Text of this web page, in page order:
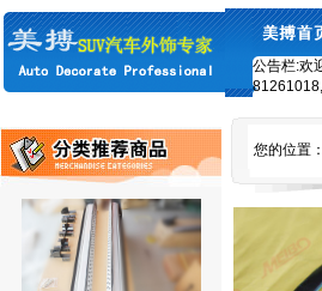
公告栏:欢
您的位置：